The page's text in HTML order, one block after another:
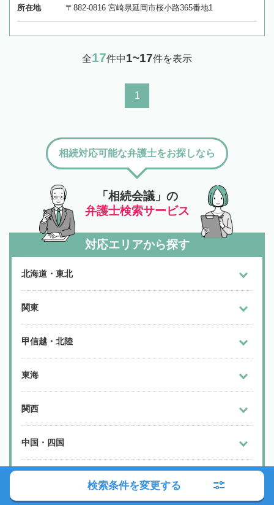
所在地 〒882-0816 宮崎県延岡市桜小路365番地1
全17件中1~17件を表示
1
「相続会議」の
弁護士検索サービス
相続対応可能な弁護士をお探しなら
対応エリアから探す
北海道・東北
関東
甲信越・北陸
東海
関西
中国・四国
検索条件を変更する